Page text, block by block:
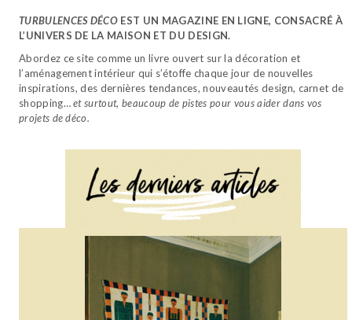
Chaque vendredi,
un peu de déco dans votre boîte mail !
Retrouvez mes derniers articles, des actus déco et
design, et bien d’autres choses. Chaque semaine, la
Vous pouvez vous désinscrire à tout moment en cliquant sur
le lien présent dans nos emails.
TURBULENCES DÉCO EST UN MAGAZINE EN LIGNE, CONSACRÉ À
L’UNIVERS DE LA MAISON ET DU DESIGN.
Abordez ce site comme un livre ouvert sur la décoration et
l’aménagement intérieur qui s’étoffe chaque jour de nouvelles
inspirations, des dernières tendances, nouveautés design, carnet de
shopping…et surtout, beaucoup de pistes pour vous aider dans vos
projets de déco.